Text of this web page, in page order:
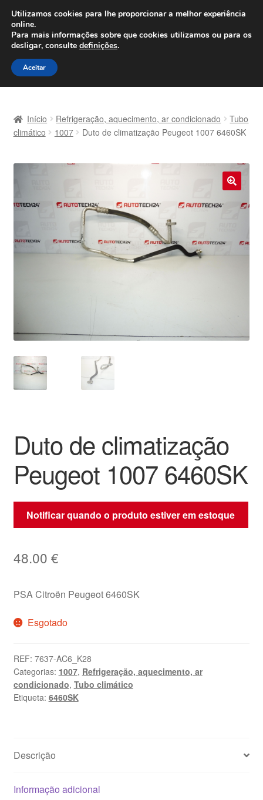
ENVIO a partir de 7 EUR
Seg-Sex, das 9h às 16h800 500 967
Ir
para
a
Saltar
para
o
Carrinho
Envio para todo o planeta
Minha conta
Procedimento de Reclamação
Sobre nós
Termos e Condições
Transporte
Início Refrigeração, aquecimento, ar condicionado
Tubo
climático
1007 Duto de climatização Peugeot 1007 6460SK
Duto de climatização
Peugeot 1007 6460SK
Notificar quando o produto estiver em estoque
48.00 €
PSA Citroën Peugeot 6460SK
Esgotado
REF: 7637-AC6_K28
Categorias: 1007, Refrigeração, aquecimento, ar
condicionado, Tubo climático
Etiqueta: 6460SK
Descrição
Informação adicional
Utilizamos cookies para lhe proporcionar a melhor experiência
online.
Para mais informações sobre que cookies utilizamos ou para os
desligar, consulte definições.
Aceitar